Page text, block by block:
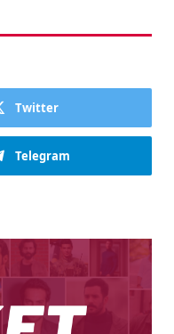
Twitter
Telegram